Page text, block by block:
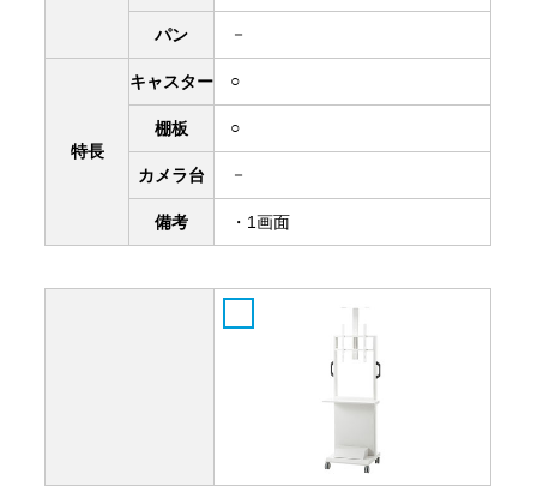
パン －
特長
キャスター ○
棚板 ○
カメラ台 －
備考 ・1画面